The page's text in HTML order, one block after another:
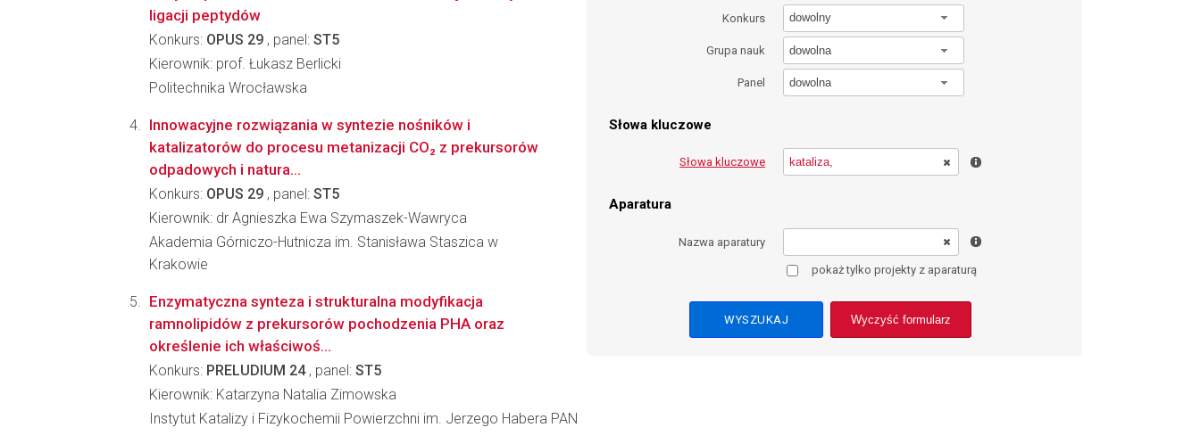
Konkurs dowolny
Grupa nauk dowolna
Panel dowolna
Słowa kluczowe
Słowa kluczowe
Aparatura
Nazwa aparatury
pokaż tylko projekty z aparaturą
Wyczyść formularz
ligacji peptydów
Konkurs: OPUS 29 , panel: ST5
Kierownik: prof. Łukasz Berlicki
Politechnika Wrocławska
Innowacyjne rozwiązania w syntezie nośników i
katalizatorów do procesu metanizacji CO₂ z prekursorów
odpadowych i natura...
Konkurs: OPUS 29 , panel: ST5
Kierownik: dr Agnieszka Ewa Szymaszek-Wawryca
Akademia Górniczo-Hutnicza im. Stanisława Staszica w
Krakowie
Enzymatyczna synteza i strukturalna modyfikacja
ramnolipidów z prekursorów pochodzenia PHA oraz
określenie ich właściwoś...
Konkurs: PRELUDIUM 24, panel: ST5
Kierownik: Katarzyna Natalia Zimowska
Instytut Katalizy i Fizykochemii Powierzchni im. Jerzego Habera PAN